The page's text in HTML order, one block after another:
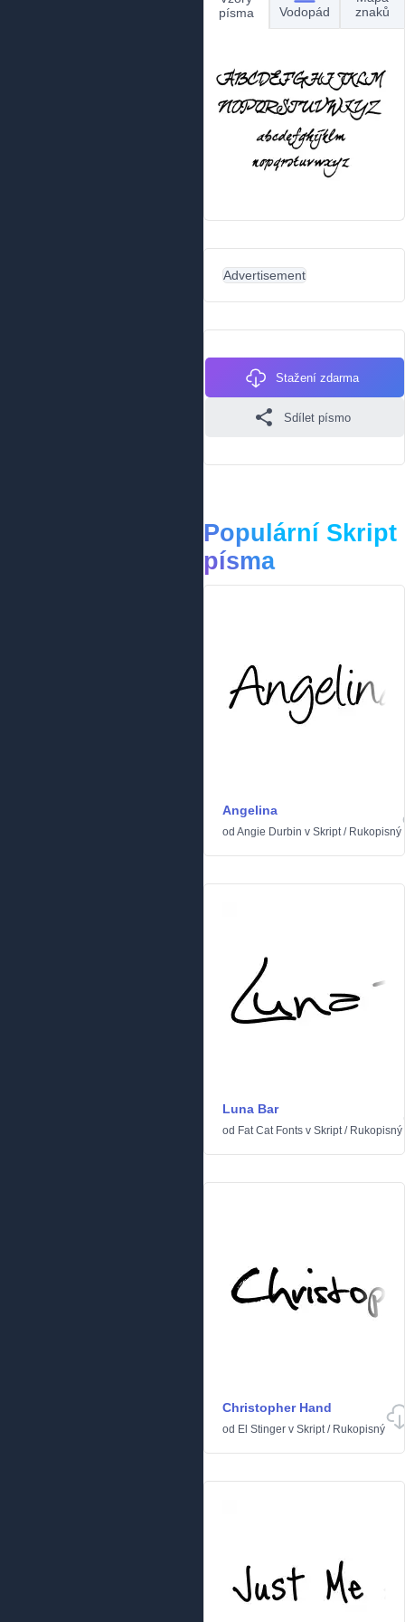
písma
Vodopád
znaků
Advertisement
Stažení zdarma
Sdílet písmo
Populární Skript
písma
Angelina
od Angie Durbin v Skript/ Rukopisný
Luna Bar
od Fat Cat Fonts v Skript/ Rukopisný
Christopher Hand
od El Stinger v Skript/ Rukopisný